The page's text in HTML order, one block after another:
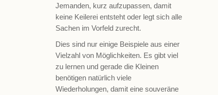
Jemanden, kurz aufzupassen, damit
keine Keilerei entsteht oder legt sich alle
Sachen im Vorfeld zurecht.
Dies sind nur einige Beispiele aus einer
Vielzahl von Möglichkeiten. Es gibt viel
zu lernen und gerade die Kleinen
benötigen natürlich viele
Wiederholungen, damit eine souveräne